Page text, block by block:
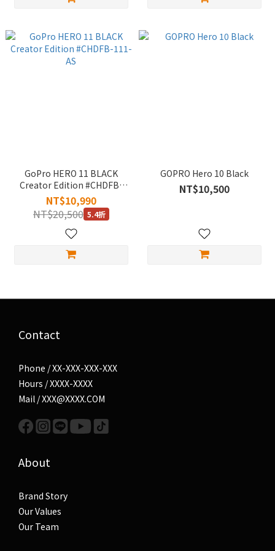
GoPro HERO 11 BLACK
Creator Edition #CHDFB-
111-AS
NT$10,990
NT$20,500 5.4折
GOPRO Hero 10 Black
NT$10,500
Contact
Phone / XX-XXX-XXX-XXX
Hours / XXXX-XXXX
Mail / XXX@XXXX.COM
About
Brand Story
Our Values
Our Team